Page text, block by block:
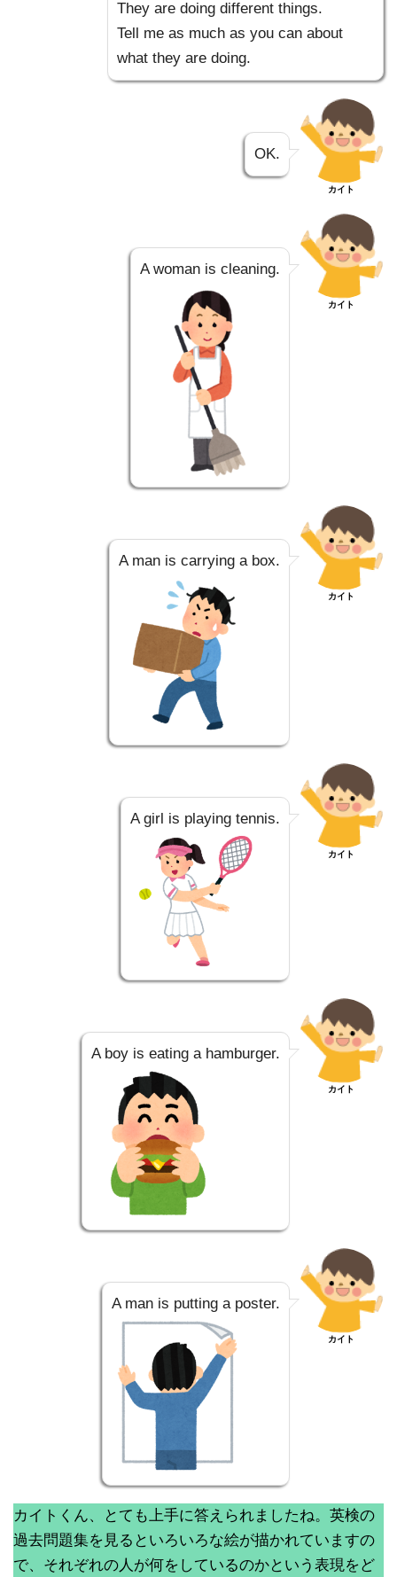
They are doing different things.
Tell me as much as you can about
what they are doing.
OK.
カイト
A woman is cleaning.
カイト
A man is carrying a box.
カイト
A girl is playing tennis.
カイト
A boy is eating a hamburger.
カイト
A man is putting a poster.
カイト
カイトくん、とても上手に答えられましたね。英検の
過去問題集を見るといろいろな絵が描かれていますの
で、それぞれの人が何をしているのかという表現をど